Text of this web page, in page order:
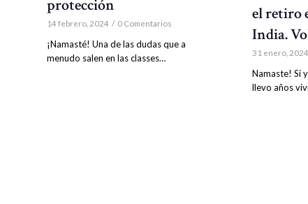
protección
14 febrero, 2024 / 0 Comentarios
¡Namasté! Una de las dudas que a
menudo salen en las classes…
el retiro
India.
31 enero, 2024
Namaste! Si
llevo años